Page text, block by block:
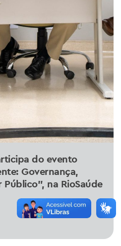
do evento
Governança,
na RioSaúde